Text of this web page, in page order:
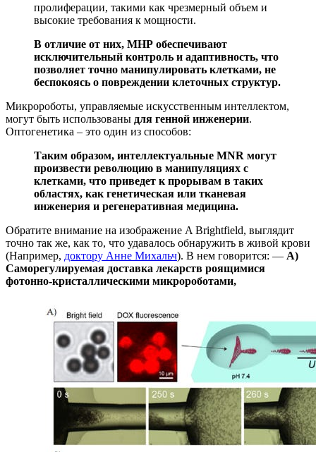
пролиферации, такими как чрезмерный объем и
высокие требования к мощности.
В отличие от них, МНР обеспечивают
исключительный контроль и адаптивность, что
позволяет точно манипулировать клетками, не
беспокоясь о повреждении клеточных структур.
Микророботы, управляемые искусственным интеллектом,
могут быть использованы для генной инженерии.
Оптогенетика – это один из способов:
Таким образом, интеллектуальные MNR могут
произвести революцию в манипуляциях с
клетками, что приведет к прорывам в таких
областях, как генетическая или тканевая
инженерия и регенеративная медицина.
Обратите внимание на изображение A Brightfield, выглядит
точно так же, как то, что удавалось обнаружить в живой крови
(Например, доктору Анне Михальч). В нем говорится: — А)
Саморегулируемая доставка лекарств роящимися
фотонно-кристаллическими микророботами,